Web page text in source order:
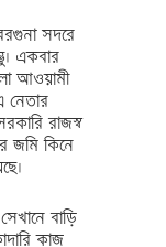
সদরে
একবার
আওয়ামী
নেতার
রাজস্ব
জমি কিনে
বাড়ি
কাজ